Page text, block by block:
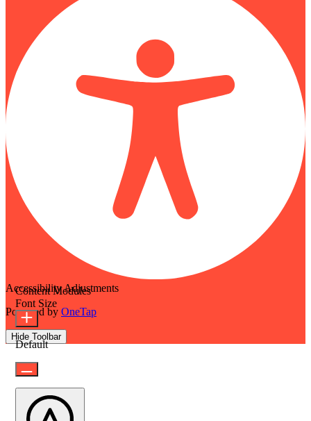
Accessibility Adjustments
Powered by OneTap
Hide Toolbar
Content Modules
Font Size
Default